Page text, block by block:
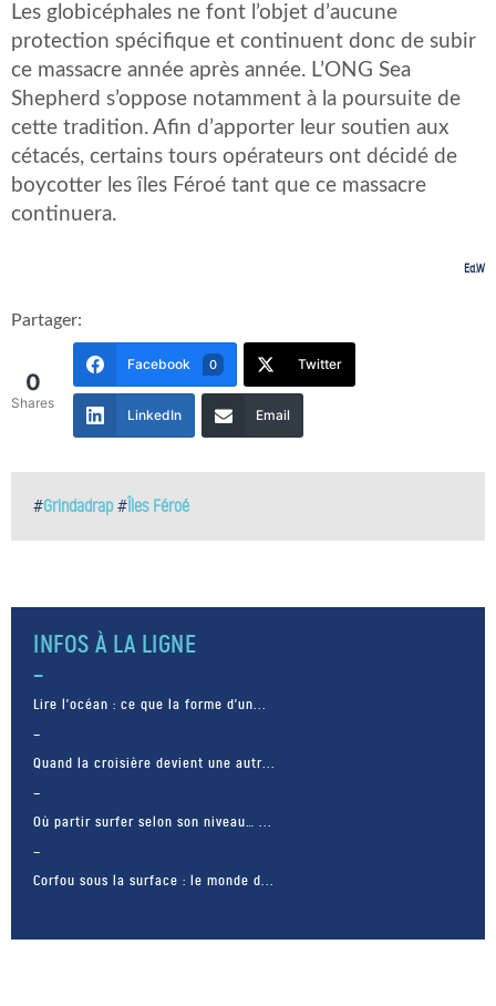
Les globicéphales ne font l’objet d’aucune
protection spécifique et continuent donc de subir
ce massacre année après année. L’ONG Sea
Shepherd s’oppose notamment à la poursuite de
cette tradition. Afin d’apporter leur soutien aux
cétacés, certains tours opérateurs ont décidé de
boycotter les îles Féroé tant que ce massacre
continuera.
Ed.W
Partager:
0
Shares
Facebook 0 Twitter
LinkedIn Email
#Grindadrap#Îles Féroé
INFOS À LA LIGNE
Lire l’océan : ce que la forme d’un...
Quand la croisière devient une autr...
Où partir surfer selon son niveau… ...
Corfou sous la surface : le monde d...